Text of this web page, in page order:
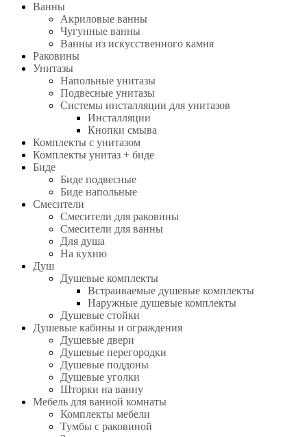
Ванны
Акриловые ванны
Чугунные ванны
Ванны из искусственного камня
Раковины
Унитазы
Напольные унитазы
Подвесные унитазы
Системы инсталляции для унитазов
Инсталляции
Кнопки смыва
Комплекты с унитазом
Комплекты унитаз + биде
Биде
Биде подвесные
Биде напольные
Смесители
Смесители для раковины
Смесители для ванны
Для душа
На кухню
Душ
Душевые комплекты
Встраиваемые душевые комплекты
Наружные душевые комплекты
Душевые стойки
Душевые кабины и ограждения
Душевые двери
Душевые перегородки
Душевые поддоны
Душевые уголки
Шторки на ванну
Мебель для ванной комнаты
Комплекты мебели
Тумбы с раковиной